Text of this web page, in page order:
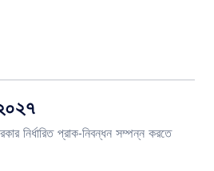
নির্ধারিত প্রাক-নিবন্ধন সম্পন্ন করতে